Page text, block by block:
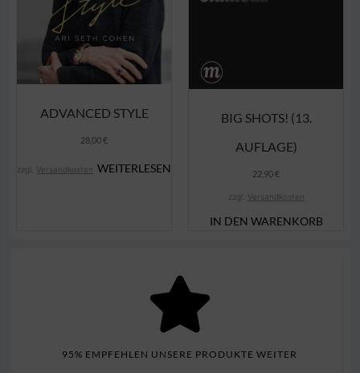
ADVANCED STYLE
28,00€
zzgl. Versandkosten WEITERLESEN
BIG SHOTS! (13.
AUFLAGE)
22,90€
zzgl. Versandkosten
IN DEN WARENKORB
95% EMPFEHLEN UNSERE PRODUKTE WEITER